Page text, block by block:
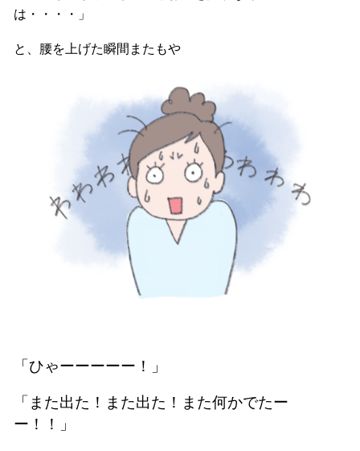
は・・・・」
と、腰を上げた瞬間またもや
「ひゃーーーーー！」
「また出た！また出た！また何かでたー
ー！！」